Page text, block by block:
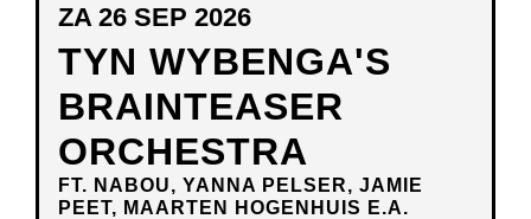
TYN WYBENGA'S
BRAINTEASER
ORCHESTRA
FT. NABOU, YANNA PELSER, JAMIE
PEET, MAARTEN HOGENHUIS E.A.
ZA 26 SEP 2026